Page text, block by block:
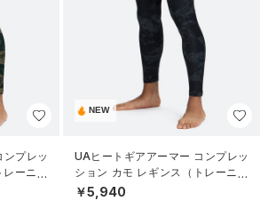
プレッ
ーニン
NEW
UAヒートギアアーマー コンプレッ
ション カモ レギンス（トレーニン
グ/MEN）
￥5,940